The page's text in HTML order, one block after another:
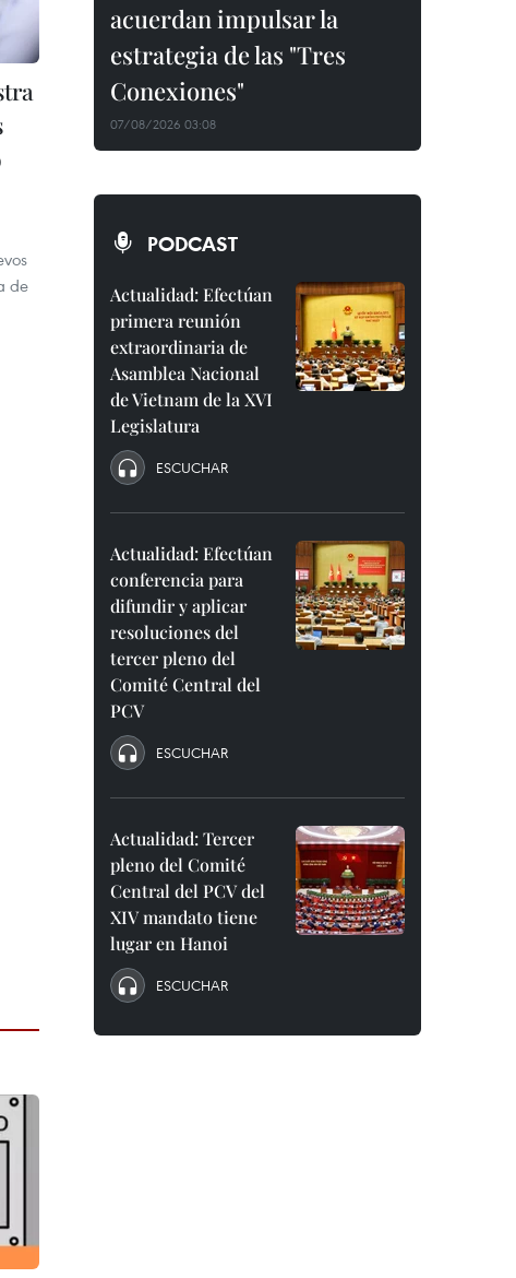
de
acuerdan impulsar la
estrategia de las "Tres
Conexiones"
07/08/2026 03:08
PODCAST
Actualidad: Efectúan
primera reunión
extraordinaria de
Asamblea Nacional
de Vietnam de la XVI
Legislatura
ESCUCHAR
Actualidad: Efectúan
conferencia para
difundir y aplicar
resoluciones del
tercer pleno del
Comité Central del
PCV
ESCUCHAR
Actualidad: Tercer
pleno del Comité
Central del PCV del
XIV mandato tiene
lugar en Hanoi
ESCUCHAR